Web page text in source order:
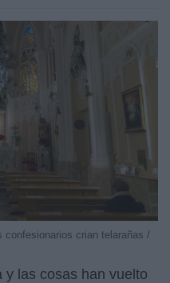
crian telarañas /
y las cosas han vuelto